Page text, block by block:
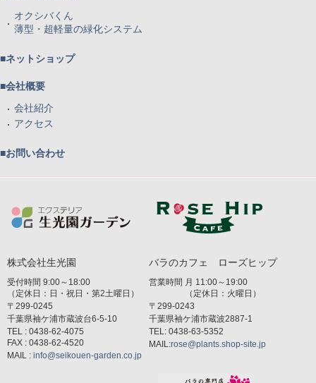
オクシバくん
薄型・超軽量の緑化システム
■ネットショップ
■会社概要
会社紹介
アクセス
■お問い合わせ
株式会社生光園
受付時間 9:00～18:00
（定休日：日・祝日・第2土曜日）
〒299-0245
千葉県袖ケ浦市蔵波台6-5-10
TEL : 0438-62-4075
FAX : 0438-62-4520
MAIL : info@seikouen-garden.co.jp
バラのカフェ ローズヒップ
営業時間 月 11:00～19:00
（定休日：火曜日）
〒299-0243
千葉県袖ケ浦市蔵波2887-1
TEL: 0438-63-5352
MAIL:rose@plants.shop-site.jp